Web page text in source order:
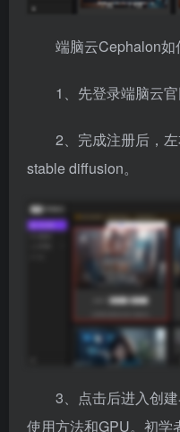
端脑云Cephalon如
1、先登录端脑云官
2、完成注册后，
stable diffusion。
3、点击后进入创
使用方法和GPU。初学